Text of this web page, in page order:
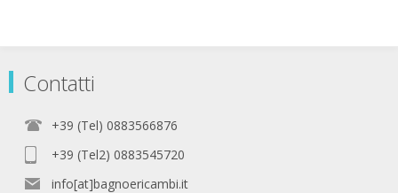
Contatti
+39 (Tel) 0883566876
+39 (Tel2) 0883545720
info[at]bagnoericambi.it